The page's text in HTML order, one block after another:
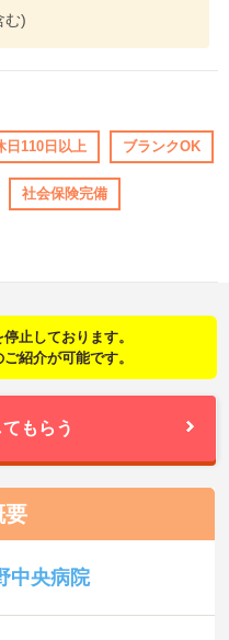
む)
日110日以上 ブランクOK
社会保険完備
止しております。
紹介が可能です。
もらう
要
中央病院